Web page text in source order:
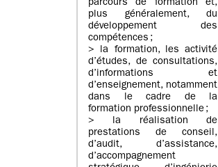
parcours de formation et,
plus généralement, du
développement des
compétences ;
> la formation, les activité
d’études, de consultations,
d’informations et
d’enseignement, notamment
dans le cadre de la
formation professionnelle ;
> la réalisation de
prestations de conseil,
d’audit, d’assistance,
d’accompagnement